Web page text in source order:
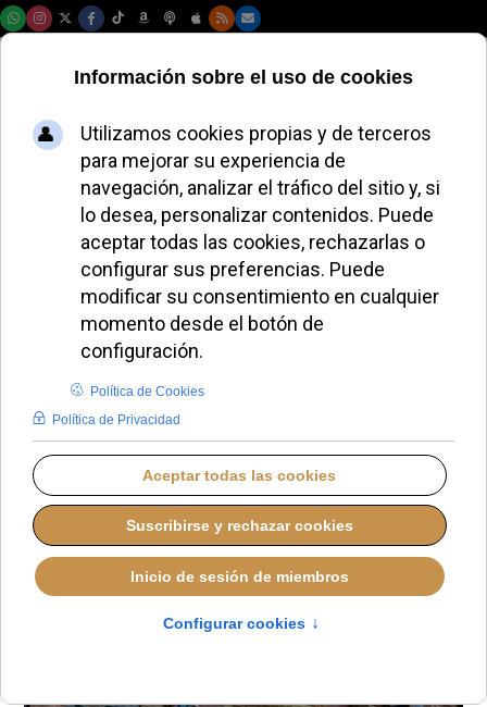
El Papa León XIV
muestra solidaridad
con los afectados
por las lluvias en
Centroamérica
DOMINGO, 26 OCTUBRE 2025 21:12